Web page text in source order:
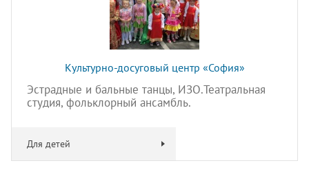
Культурно-досуговый центр «София»
Эстрадные и бальные танцы, ИЗО.Театральная
студия, фольклорный ансамбль.
Для детей